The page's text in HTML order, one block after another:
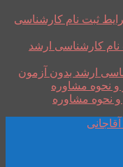
ثبت نام کارشناسی
کارشناسی ارشد
ارشد بدون آزمون
و نحوه مشاوره
و نحوه مشاوره